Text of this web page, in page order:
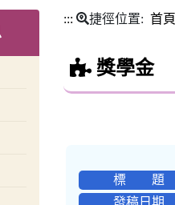
::: 捷徑位置: 首頁
獎學金
標 題
發稿日期